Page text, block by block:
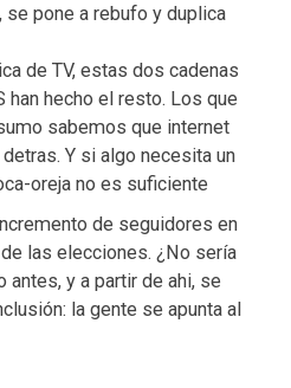
pone a rebufo y duplica
de TV, estas dos cadenas
han hecho el resto. Los que
sabemos que internet
Y si algo necesita un
oreja no es suficiente
de seguidores en
las elecciones. ¿No sería
y a partir de ahi, se
la gente se apunta al